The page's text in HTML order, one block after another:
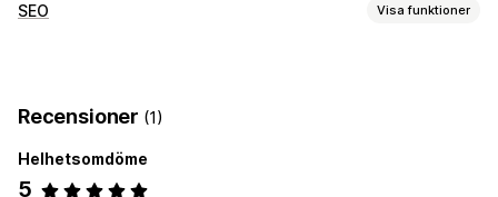
SEO Visa funktioner
SEO-poäng
Recensioner (1)
Helhetsomdöme
5